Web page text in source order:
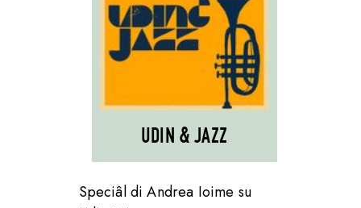
UDIN & JAZZ
Speciâl di Andrea Ioime su